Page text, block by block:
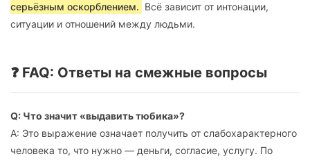
серьёзным оскорблением. Всё зависит от интонации,
ситуации и отношений между людьми.
❓ FAQ: Ответы на смежные вопросы
Q: Что значит «выдавить тюбика»?
A: Это выражение означает получить от слабохарактерного
человека то, что нужно — деньги, согласие, услугу. По